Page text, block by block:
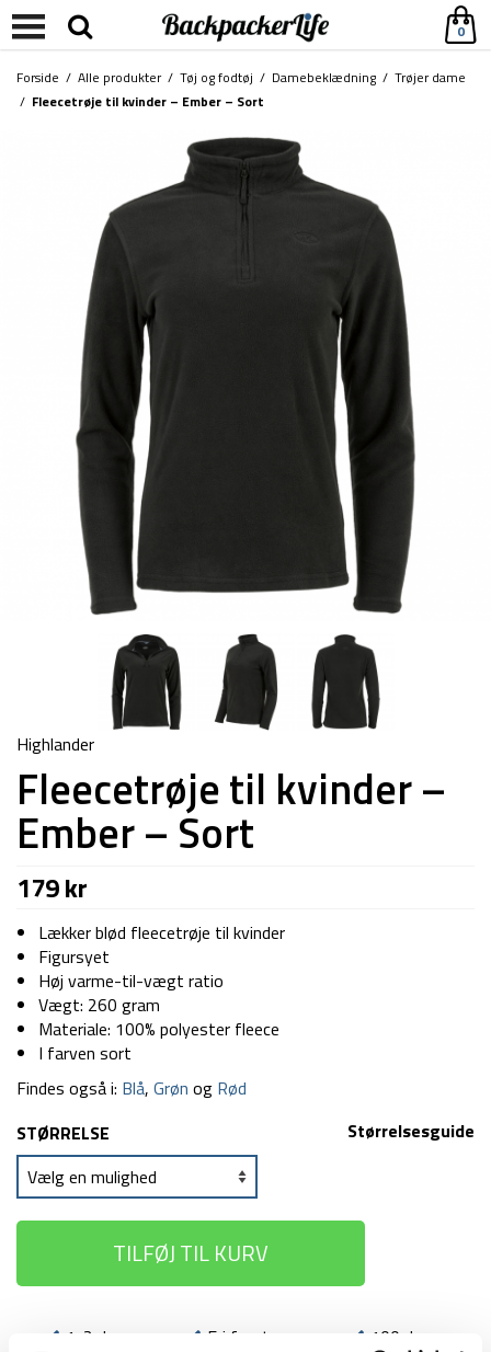
0
Forside / Alle produkter/ Tøj og fodtøj / Damebeklædning / Trøjer dame
/ Fleecetrøje til kvinder – Ember – Sort
Highlander
Fleecetrøje til kvinder –
Ember – Sort
179kr
Lækker blød fleecetrøje til kvinder
Figursyet
Høj varme-til-vægt ratio
Vægt: 260 gram
Materiale: 100% polyester fleece
I farven sort
Findes også i: Blå, Grøn og Rød
Størrelsesguide
STØRRELSE
TILFØJ TIL KURV
1-2 dages
Fri fragt over
100 dages